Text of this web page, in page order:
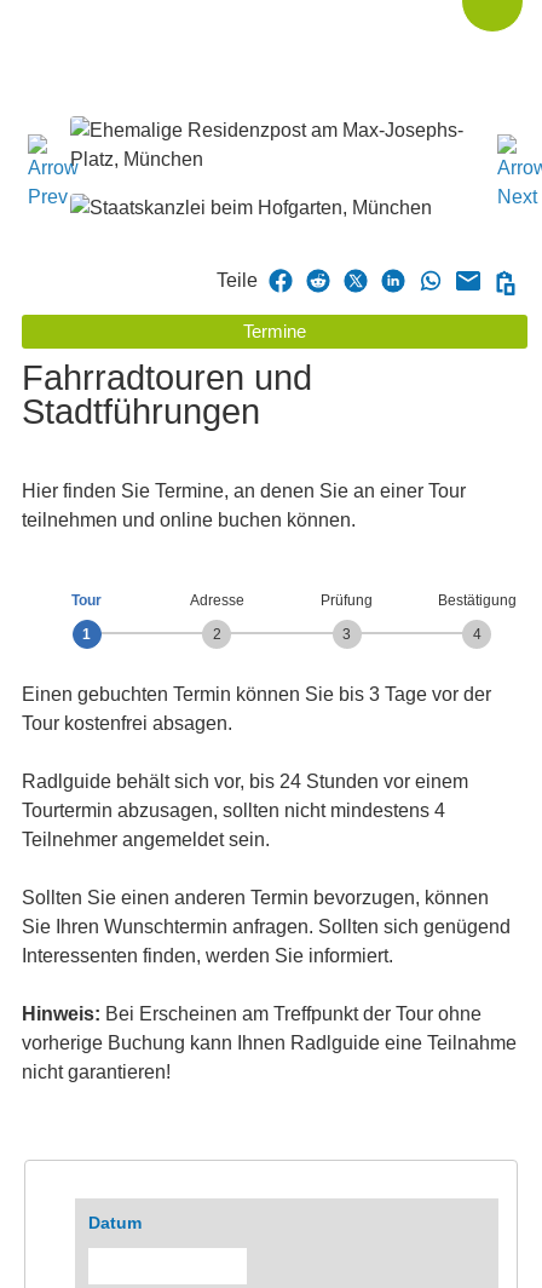
Teile
Termine
Fahrradtouren und
Stadtführungen
Hier finden Sie Termine, an denen Sie an einer Tour
teilnehmen und online buchen können.
1
Tour
2
Adresse
3
Prüfung
4
Bestätigung
Einen gebuchten Termin können Sie bis 3 Tage vor der
Tour kostenfrei absagen.
Radlguide behält sich vor, bis 24 Stunden vor einem
Tourtermin abzusagen, sollten nicht mindestens 4
Teilnehmer angemeldet sein.
Sollten Sie einen anderen Termin bevorzugen, können
Sie Ihren Wunschtermin anfragen. Sollten sich genügend
Interessenten finden, werden Sie informiert.
Hinweis: Bei Erscheinen am Treffpunkt der Tour ohne
vorherige Buchung kann Ihnen Radlguide eine Teilnahme
nicht garantieren!
Datum